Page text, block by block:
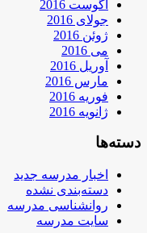
آگوست 2016
جولای 2016
ژوئن 2016
می 2016
آوریل 2016
مارس 2016
فوریه 2016
ژانویه 2016
دسته‌ها
اخبار مدرسه جدید
دسته‌بندی نشده
روانشناسی مدرسه
سایت مدرسه